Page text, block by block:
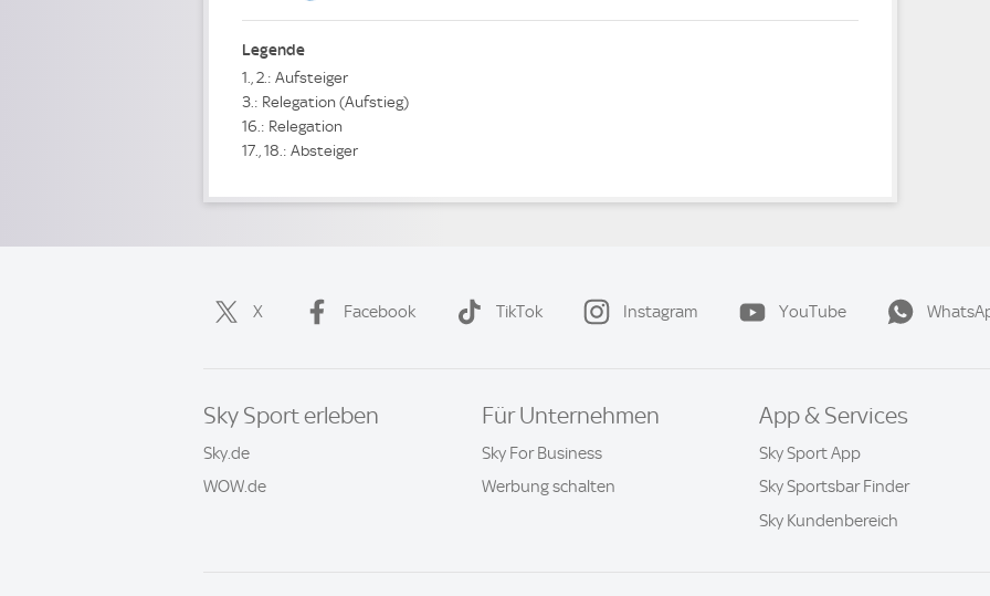
Legende
1., 2.: Aufsteiger
3.: Relegation (Aufstieg)
16.: Relegation
17., 18.: Absteiger
X Facebook TikTok Instagram YouTube
Sky Sport erleben
Sky.de
WOW.de
Für Unternehmen
Sky For Business
Werbung schalten
App & Services
Sky Sport App
Sky Sportsbar Finder
Sky Kundenbereich